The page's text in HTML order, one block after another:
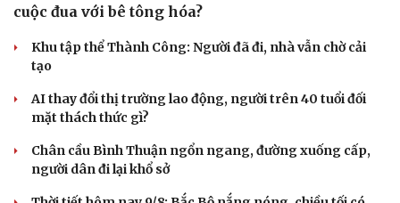
cuộc đua với bê tông hóa?
Khu tập thể Thành Công: Người đã đi, nhà vẫn chờ cải
tạo
AI thay đổi thị trường lao động, người trên 40 tuổi đối
mặt thách thức gì?
Chân cầu Bình Thuận ngổn ngang, đường xuống cấp,
người dân đi lại khổ sở